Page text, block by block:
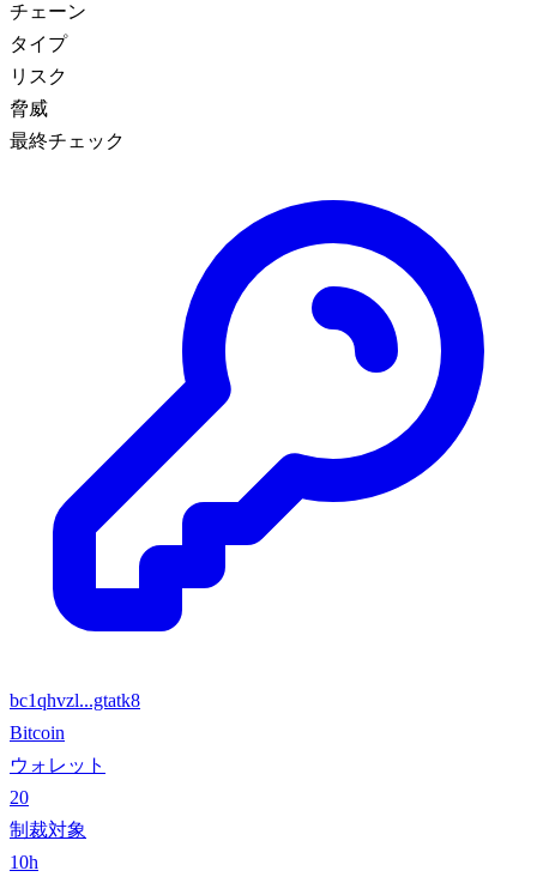
チェーン
タイプ
リスク
脅威
最終チェック
bc1qhvzl...gtatk8
Bitcoin
ウォレット
20
制裁対象
10h